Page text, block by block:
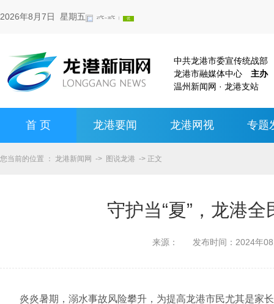
2026年8月7日 星期五
中共龙港市委宣传统战
龙港市融媒体中心 主办
温州新闻网 · 龙港支站
首 页 龙港要闻 龙港网视 专题
您当前的位置 ： 龙港新闻网 -> 图说龙港 -> 正文
守护当“夏”，龙港
来源： 发布时间： 2024年
炎炎暑期，溺水事故风险攀升，为提高龙港市民尤其是家